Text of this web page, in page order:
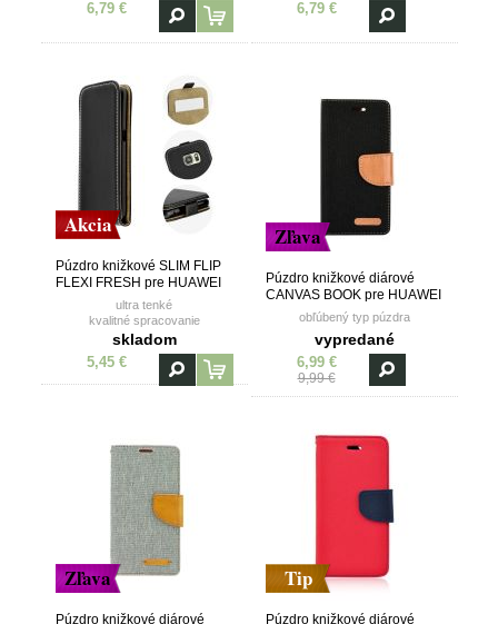
6,79 € 6,79 €
Akcia
Púzdro knižkové SLIM FLIP
FLEXI FRESH pre HUAWEI
Y6 PRO (2019)/HONOR
PLAY 8A - čierne
ultra tenké
kvalitné spracovanie
vanička z TPU (termoplastický
polyuretán)
skladom
5,45 €
Zľava
Púzdro knižkové diárové
CANVAS BOOK pre HUAWEI
Y6 PRO (2019)/HONOR
PLAY 8A - čierne
obľúbený typ púzdra
vypredané
6,99 €
9,99 €
Zľava
Púzdro knižkové diárové
Tip
Púzdro knižkové diárové